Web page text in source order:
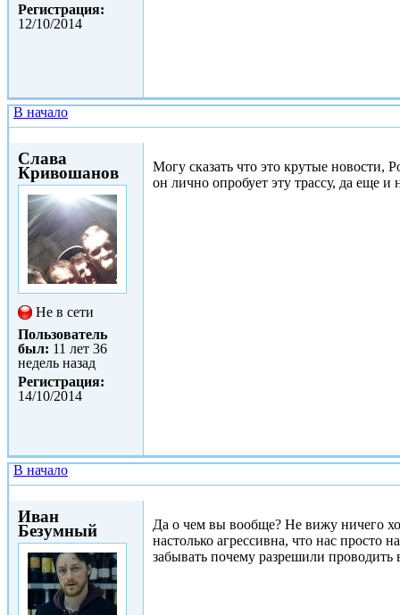
Регистрация:
12/10/2014
В начало
Слава
Кривошанов
Не в сети
Пользователь
был: 11 лет 36
недель назад
Регистрация:
14/10/2014
Могу сказать что это крутые новости,
он лично опробует эту трассу, да еще
В начало
Иван
Безумный
Да о чем вы вообще? Не вижу ничего
настолько агрессивна, что нас просто
забывать почему разрешили проводить